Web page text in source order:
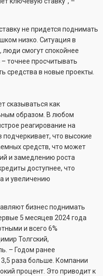
не придется поднимать
низко. Ситуация в
люди смогут спокойнее
точнее просчитывать
средства в новые проекты.
сказываться как
образом. В любом
реагирование на
что высокие
средств, что может
и замедлению роста
доступнее, что
и увеличению
бизнес поднимать
5 месяцев 2024 года
и всего 6%
Толгский,
– Годом ранее
раза больше. Компании
процент. Это приводит к